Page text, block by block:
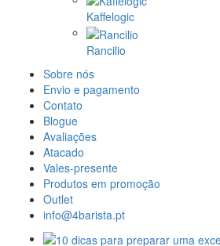
Kaffelogic
Rancilio
Sobre nós
Envio e pagamento
Contato
Blogue
Avaliações
Atacado
Vales-presente
Produtos em promoção
Outlet
info@4barista.pt